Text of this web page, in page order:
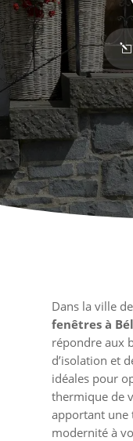
Dans la ville de
fenêtres à
répondre aux
d’isolation et
idéales pour
thermique de
apportant une
modernité à